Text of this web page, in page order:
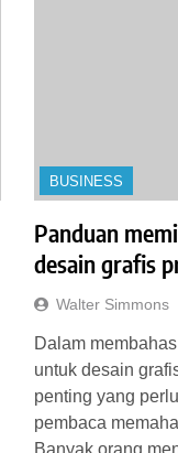
BUSINESS
Panduan
desain grafis
Walter Simmons
Dalam
untuk desain
penting yang
pembaca
Banyak orang